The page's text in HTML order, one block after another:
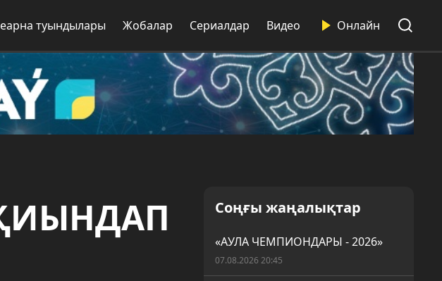
туындылары Жобалар Сериалдар Видео Онлайн
Соңғы жаңалықтар
«АУЛА ЧЕМПИОНДАРЫ - 2026»
07.08.2026 20:45